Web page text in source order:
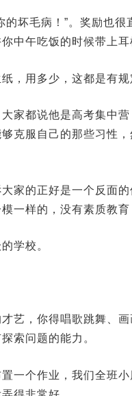
坏毛病！”。奖励也
你中午吃饭的时候带上
，用多少，这都是有规
家都说他是高考集中
克服自己的那些习性
家的正好是一个反面
一样的，没有素质教育
学校。
艺，你得唱歌跳舞、
索问题的能力。
一个作业，我们全班